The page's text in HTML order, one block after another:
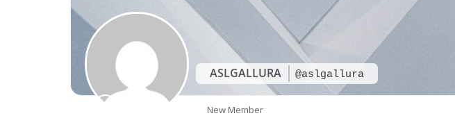
ASLGALLURA @aslgallura
New Member